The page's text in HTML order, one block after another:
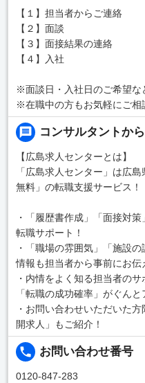
【１】担当者からご連絡
【２】面談
【３】面接結果の連絡
【４】入社
※面談日・入社日のご希望な
※在職中の方もお気軽にご相
コンサルタントか
【広島求人センターとは】
「広島求人センター」は広
無料」の転職支援サービス！
・「履歴書作成」「面接対
転職サポート！
・「職場の雰囲気」「施設
情報も担当者から事前にお伝
・内情をよく知る担当者の
「転職の成功確率」がぐんと
・お問い合わせいただいた
開求人」もご紹介！
お問い合わせ番号
0120-847-283